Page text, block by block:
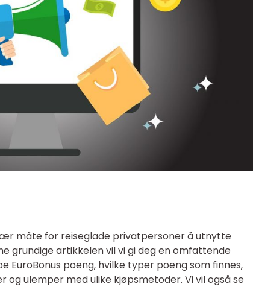
måte for reiseglade privatpersoner å utnytte
grundige artikkelen vil vi gi deg en omfattende
poeng, hvilke typer poeng som finnes,
ulemper med ulike kjøpsmetoder. Vi vil også se